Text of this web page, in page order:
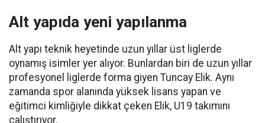
Alt yapıda yeni yapılanma
Alt yapı teknik heyetinde uzun yıllar üst liglerde
oynamış isimler yer alıyor. Bunlardan biri de uzun yıllar
profesyonel liglerde forma giyen Tuncay Elik. Aynı
zamanda spor alanında yüksek lisans yapan ve
eğitimci kimliğiyle dikkat çeken Elik, U19 takımını
çalıştırıyor.